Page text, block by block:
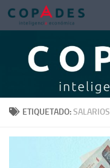
Saltar al contenido
ETIQUETADO:SALARIOS